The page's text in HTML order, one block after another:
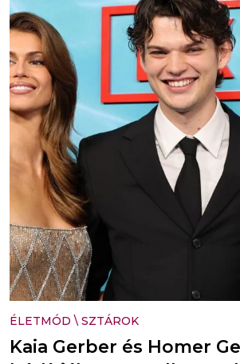
ÉLETMÓD \ SZTÁROK
Kaia Gerber és Homer